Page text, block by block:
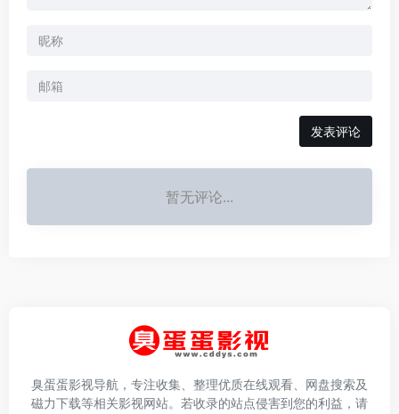
发表评论
暂无评论...
臭蛋蛋影视导航，专注收集、整理优质在线观看、网盘搜索及
磁力下载等相关影视网站。若收录的站点侵害到您的利益，请